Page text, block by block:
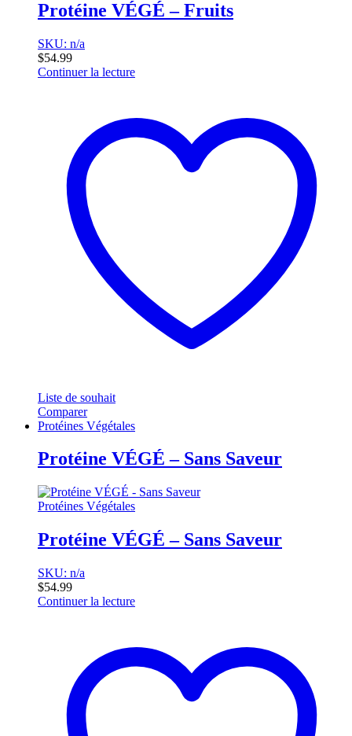
Protéine VÉGÉ – Fruits
SKU: n/a
$54.99
Continuer la lecture
Liste de souhait
Comparer
Protéines Végétales
Protéine VÉGÉ – Sans Saveur
Protéines Végétales
Protéine VÉGÉ – Sans Saveur
SKU: n/a
$54.99
Continuer la lecture